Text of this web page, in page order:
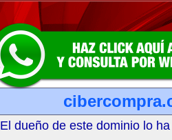
El dueño de este dominio lo